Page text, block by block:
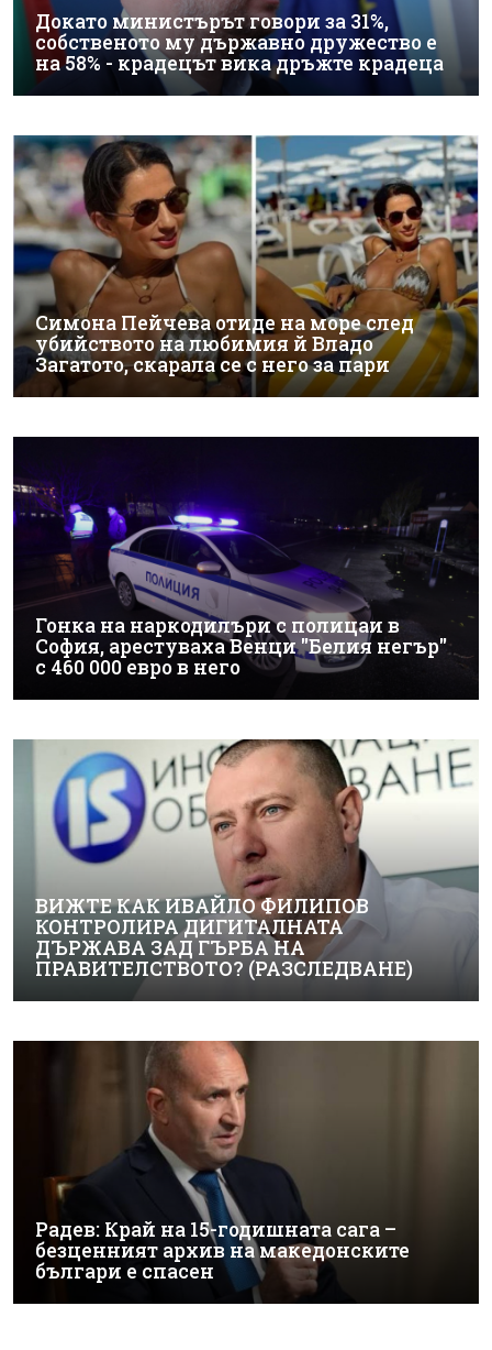
Докато министърът говори за 31%,
собственото му държавно дружество е
на 58% - крадецът вика дръжте крадеца
Симона Пейчева отиде на море след
убийството на любимия й Владо
Загатото, скарала се с него за пари
Гонка на наркодилъри с полицаи в
София, арестуваха Венци "Белия негър"
с 460 000 евро в него
ВИЖТЕ КАК ИВАЙЛО ФИЛИПОВ
КОНТРОЛИРА ДИГИТАЛНАТА
ДЪРЖАВА ЗАД ГЪРБА НА
ПРАВИТЕЛСТВОТО? (РАЗСЛЕДВАНЕ)
Радев: Край на 15-годишната сага –
безценният архив на македонските
българи е спасен